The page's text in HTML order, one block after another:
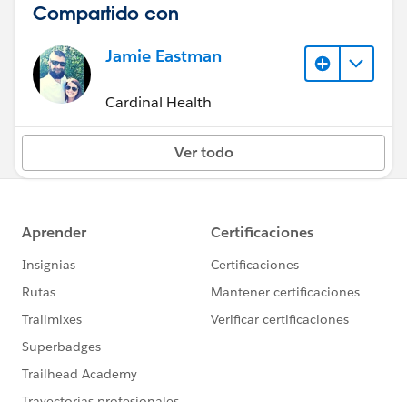
Compartido con
Jamie Eastman
Cardinal Health
Ver todo